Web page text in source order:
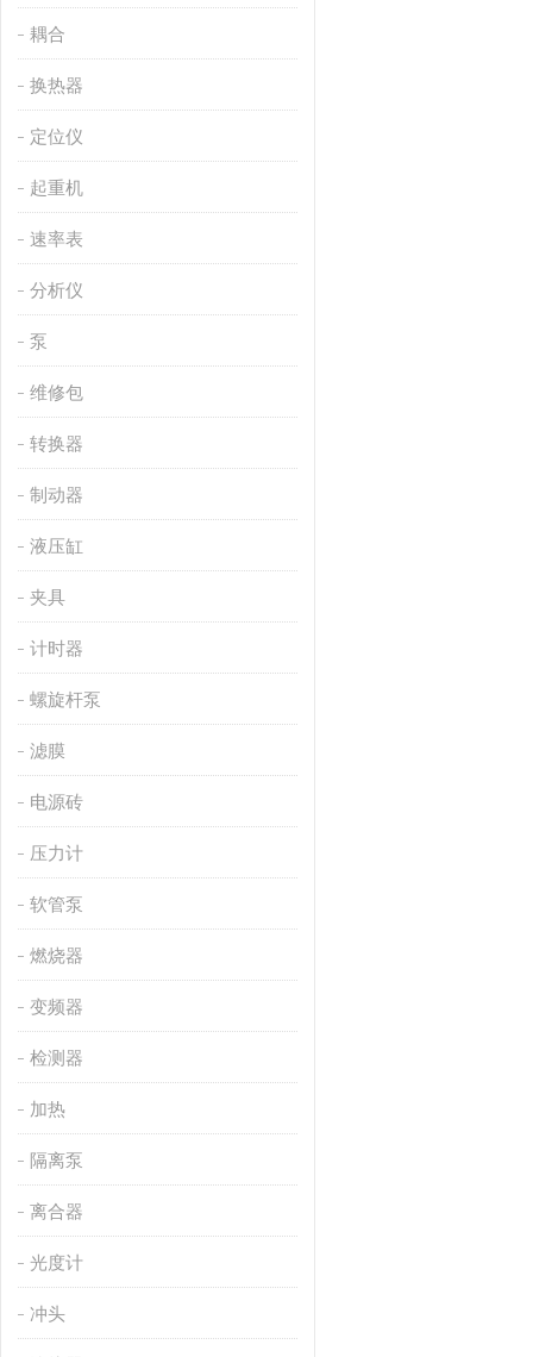
耦合
换热器
定位仪
起重机
速率表
分析仪
泵
维修包
转换器
制动器
液压缸
夹具
计时器
螺旋杆泵
滤膜
电源砖
压力计
软管泵
燃烧器
变频器
检测器
加热
隔离泵
离合器
光度计
冲头